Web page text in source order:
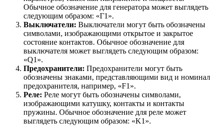
Обычное обозначение для генератора может выглядеть
следующим образом: «Г1».
Выключатели: Выключатели могут быть обозначены
символами, изображающими открытое и закрытое
состояние контактов. Обычное обозначение для
выключателя может выглядеть следующим образом:
«Q1».
Предохранители: Предохранители могут быть
обозначены знаками, представляющими вид и номинал
предохранителя, например, «F1».
Реле: Реле могут быть обозначены символами,
изображающими катушку, контакты и контакты
пружины. Обычное обозначение для реле может
выглядеть следующим образом: «K1».